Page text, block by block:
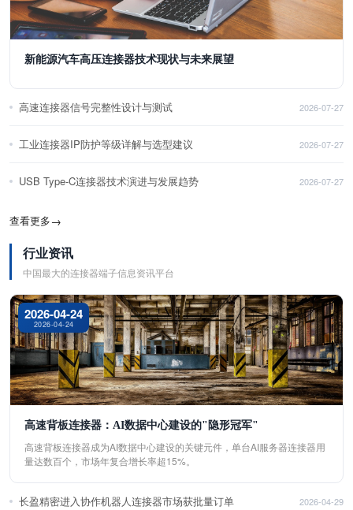
新能源汽车高压连接器技术现状与未来展望
高速连接器信号完整性设计与测试 2026-07-27
工业连接器IP防护等级详解与选型建议 2026-07-27
USB Type-C连接器技术演进与发展趋势 2026-07-27
查看更多→
行业资讯
中国最大的连接器端子信息资讯平台
2026-04-24
2026-04-24
高速背板连接器：AI数据中心建设的"隐形冠军"
高速背板连接器成为AI数据中心建设的关键元件，单台AI服务器连接器用
量达数百个，市场年复合增长率超15%。
长盈精密进入协作机器人连接器市场获批量订单 2026-04-29